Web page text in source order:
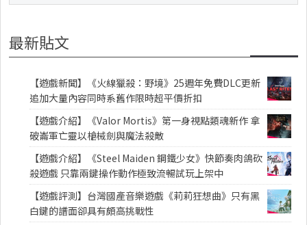
最新貼文
【遊戲新聞】《火線獵殺：野境》25週年免費DLC更新
追加大量內容同時系舊作限時超平價折扣
【遊戲介紹】《Valor Mortis》第一身視點類魂新作 拿
破崙軍亡靈以槍械劍與魔法殺敵
【遊戲介紹】《Steel Maiden 鋼鐵少女》快節奏肉鴿砍
殺遊戲 只靠兩鍵操作動作極致流暢試玩上架中
【遊戲評測】台灣國產音樂遊戲《莉莉狂想曲》只有黑
白鍵的譜面卻具有頗高挑戰性